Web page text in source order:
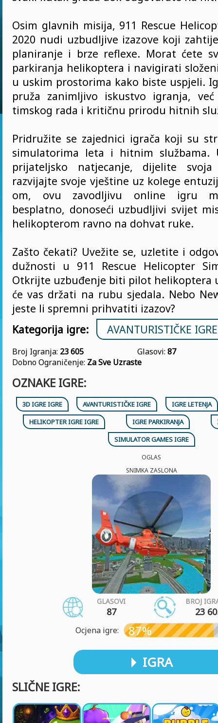
Osim glavnih misija, 911 Rescue
2020 nudi uzbudljive izazove koji
planiranje i brze reflexe. Morat ćete
parkiranja helikoptera i navigirati
u uskim prostorima kako biste uspjeli.
pruža zanimljivo iskustvo igranja,
timskog rada i kritičnu prirodu hitnih
Pridružite se zajednici igrača koji su
simulatorima leta i hitnim službama.
prijateljsko natjecanje, dijelite
razvijajte svoje vještine uz kolege
om, ovu zavodljivu online igru
besplatno, donoseći uzbudljivi svijet
helikopterom ravno na dohvat ruke.
Zašto čekati? Uvežite se, uzletite i
dužnosti u 911 Rescue Helicopter
Otkrijte uzbuđenje biti pilot helikoptera
će vas držati na rubu sjedala. Nebo
jeste li spremni prihvatiti izazov?
Kategorija igre:
AVANTURISTIČKE IGRE
Broj Igranja: 23 605 Glasovi: 87
Dobno Ograničenje: Za Sve Uzraste
OZNAKE IGRE:
3D IGRE IGRE AVANTURISTIČKE IGRE
IGRE LETENJA
HELIKOPTER IGRE IGRE
IGRE PARKIRANJA
SIMULATOR GAMES IGRE
OGLAS
SNIMKA ZASLONA
GLASOVI
87
BROJ
23
Ocjena igre: 87%
IGRA
SLIČNE IGRE: